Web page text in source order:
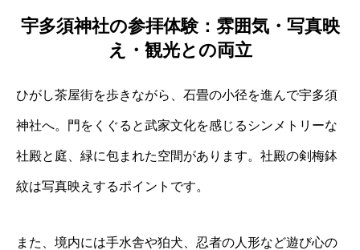
宇多須神社の参拝体験：雰囲気・写真映
え・観光との両立
ひがし茶屋街を歩きながら、石畳の小径を進んで宇多須
神社へ。門をくぐると武家文化を感じるシンメトリーな
社殿と庭、緑に包まれた空間があります。社殿の剣梅鉢
紋は写真映えするポイントです。
また、境内には手水舎や狛犬、忍者の人形など遊び心の